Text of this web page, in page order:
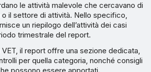
le attività malevole che cercavano di
o il settore di attività. Nello specifico,
un riepilogo dell’attività dei casi
trimestrale del report.
il report offre una sezione dedicata,
per quella categoria, nonché consigli